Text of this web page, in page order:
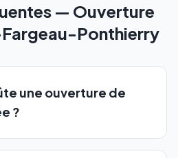
— Ouverture
Ponthierry
une ouverture de
?